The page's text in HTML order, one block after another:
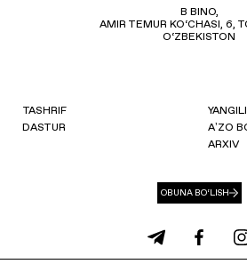
B BINO,
AMIR TEMUR KO‘CHASI, 6,
O‘ZBEKISTON
TASHRIF
DASTUR
AʼZO
ARXIV
OBUNA BO‘LISH